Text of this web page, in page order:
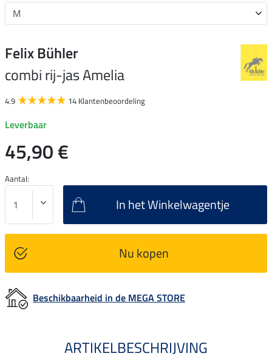
Felix Bühler
combi rij-jas Amelia
4.9 14 Klantenbeoordeling
Leverbaar
45,90 €
Aantal:
In het Winkelwagentje
Nu kopen
Beschikbaarheid in de MEGA STORE
ARTIKELBESCHRIJVING